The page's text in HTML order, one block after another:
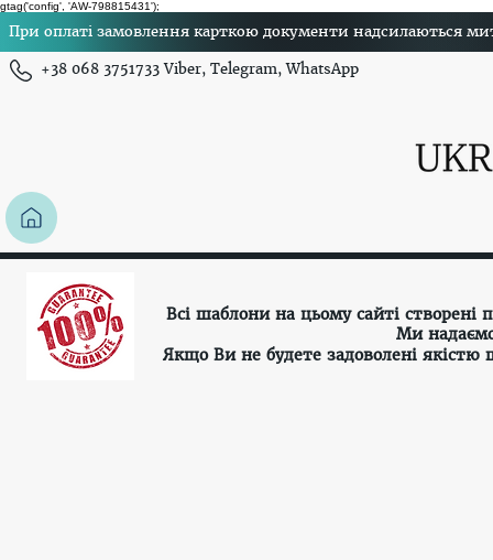
gtag('config', 'AW-798815431');
При оплаті замовлення карткою документи надсилаються
+38 068 3751733 Viber, Telegram, WhatsApp
Всі шаблони на цьому сайті
Ми
Якщо Ви не будете задоволені